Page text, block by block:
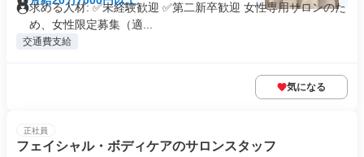
求める人材: ✅未経験歓迎 ✅第二新卒歓迎 女性専用サロンのた
め、女性限定募集（適...
交通費支給
気になる
正社員
フェイシャル・ボディケアのサロンスタッフ